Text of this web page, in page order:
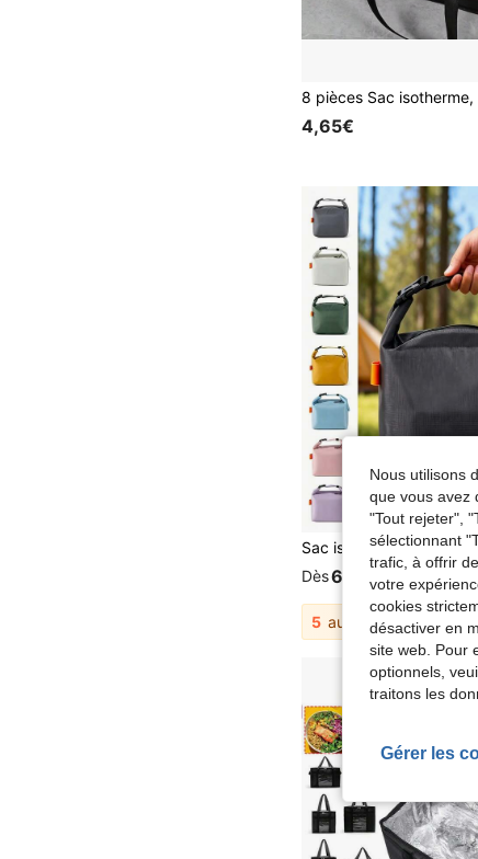
4,65€
Dès6,50€
5 autres vendeurs
Nous utilisons
que vous avez
"Tout rejeter",
sélectionnant
trafic, à offrir
votre
cookies
désactiver en
site web. Pour
optionnels,
traitons les
Gérer les